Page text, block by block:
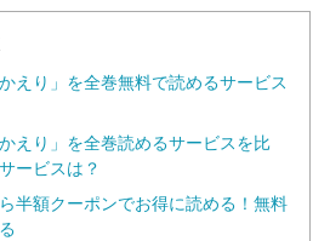
えり」を全巻無料で読めるサービス
えり」を全巻読めるサービスを比
ービスは？
半額クーポンでお得に読める！無料